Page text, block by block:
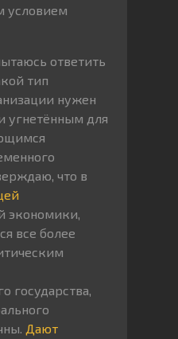
условием
ответить
тип
нужен
угнетённым для
что в
экономики,
все более
государства,
Дают